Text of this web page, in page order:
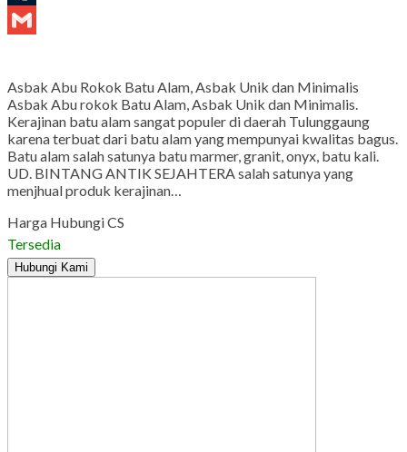
Tumblr
Asbak Abu Rokok Batu Alam, Asbak Unik dan Minimalis
Asbak Abu rokok Batu Alam, Asbak Unik dan Minimalis.
Kerajinan batu alam sangat populer di daerah Tulunggaung
karena terbuat dari batu alam yang mempunyai kwalitas bagus.
Batu alam salah satunya batu marmer, granit, onyx, batu kali.
UD. BINTANG ANTIK SEJAHTERA salah satunya yang
menjhual produk kerajinan…
Harga Hubungi CS
Tersedia
Hubungi Kami